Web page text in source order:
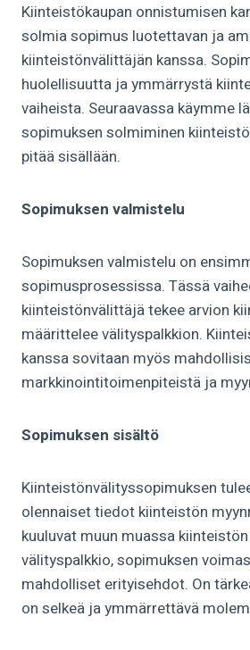
Kiinteistökaupan onnistumisen
solmia sopimus luotettavan ja
kiinteistönvälittäjän kanssa.
huolellisuutta ja ymmärrystä
vaiheista. Seuraavassa käymme
sopimuksen solmiminen
pitää sisällään.
Sopimuksen valmistelu
Sopimuksen valmistelu on
sopimusprosessissa. Tässä
kiinteistönvälittäjä tekee arvion
määrittelee välityspalkkion.
kanssa sovitaan myös
markkinointitoimenpiteistä ja
Sopimuksen sisältö
Kiinteistönvälityssopimuksen
olennaiset tiedot kiinteistön
kuuluvat muun muassa
välityspalkkio, sopimuksen
mahdolliset erityisehdot. On
on selkeä ja ymmärrettävä